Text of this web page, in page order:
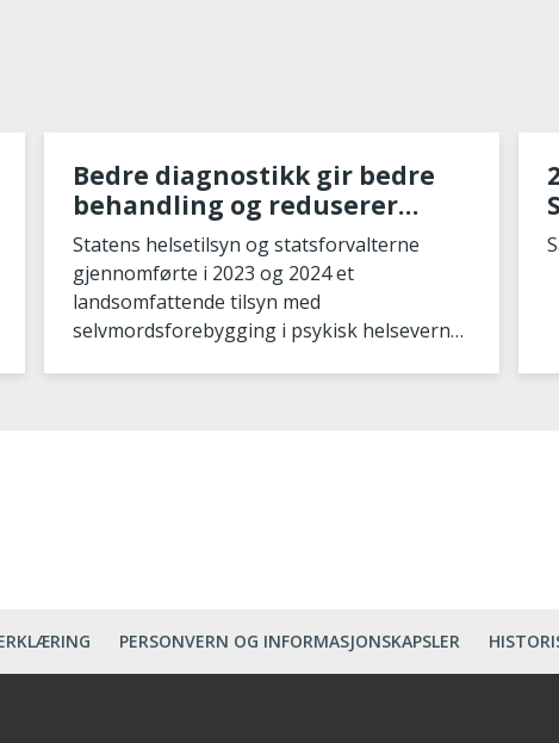
Bedre diagnostikk gir bedre
behandling og reduserer
risiko for selvmord
Statens helsetilsyn og statsforvalterne
gjennomførte i 2023 og 2024 et
landsomfattende tilsyn med
selvmordsforebygging i psykisk helsevern
PERSONVERN OG INFORMASJONSKAPSLER